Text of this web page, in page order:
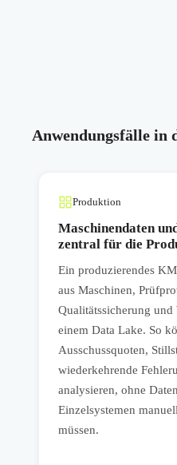
Anwendungsfälle in
Produktion
Maschinendaten
zentral für die
Ein produzierendes
aus Maschinen,
Qualitätssicherung und
einem Data Lake. So
Ausschussquoten,
wiederkehrende
analysieren, ohne
Einzelsystemen
müssen.